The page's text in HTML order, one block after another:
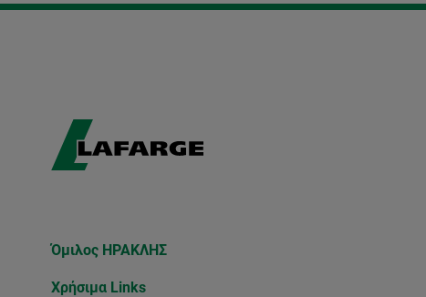
Όμιλος ΗΡΑΚΛΗΣ
Χρήσιμα Links